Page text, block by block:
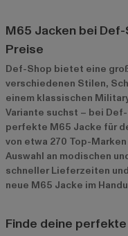
M65 Jacken bei
Preise
Def-Shop bietet eine
verschiedenen Stilen,
einem klassischen
Variante suchst – bei
perfekte M65 Jacke für
von etwa 270 Top-
Auswahl an modischen
schneller Lieferzeiten
neue M65 Jacke im
Finde deine